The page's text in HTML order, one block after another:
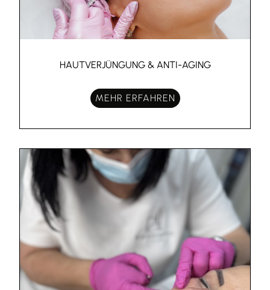
HAUTVERJÜNGUNG & ANTI-AGING
MEHR ERFAHREN